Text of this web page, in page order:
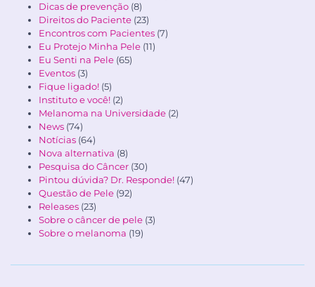
Dicas de prevenção (8)
Direitos do Paciente (23)
Encontros com Pacientes (7)
Eu Protejo Minha Pele (11)
Eu Senti na Pele (65)
Eventos (3)
Fique ligado! (5)
Instituto e você! (2)
Melanoma na Universidade (2)
News (74)
Notícias (64)
Nova alternativa (8)
Pesquisa do Câncer (30)
Pintou dúvida? Dr. Responde! (47)
Questão de Pele (92)
Releases (23)
Sobre o câncer de pele (3)
Sobre o melanoma (19)